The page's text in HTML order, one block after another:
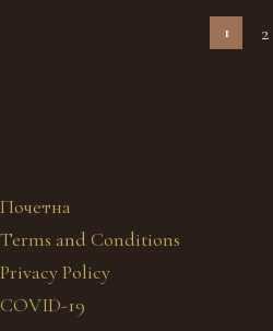
1 2
Почетна
Terms and Conditions
Privacy Policy
COVID-19